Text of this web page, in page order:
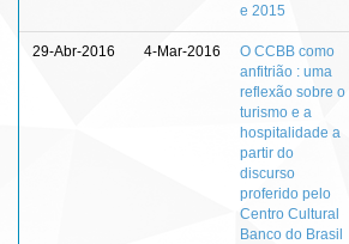
e 2015
29-Abr-2016 4-Mar-2016
O CCBB como
anfitrião : uma
reflexão sobre o
turismo e a
hospitalidade a
partir do
discurso
proferido pelo
Centro Cultural
Banco do Brasil